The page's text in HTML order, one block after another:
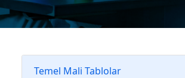
Temel Mali Tablolar